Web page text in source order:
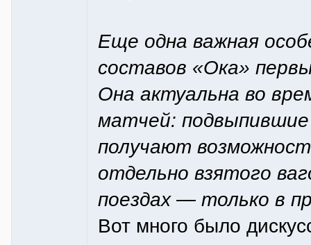
Еще одна важная
составов «Ока»
Она актуальна во
матчей:
получают
отдельно взятого
поездах — только в
Вот много было